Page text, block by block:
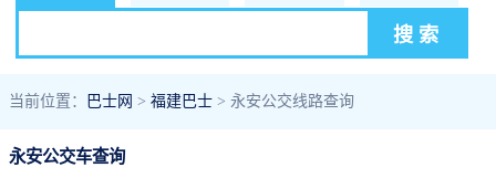
当前位置： 巴士网 > 福建巴士 > 永安公交线路查询
永安公交车查询